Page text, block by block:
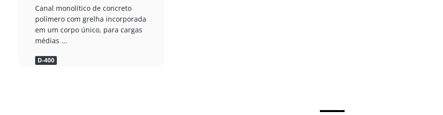
Canal monolítico de concreto
polímero com grelha incorporada
em um corpo único, para cargas
médias ...
D-400